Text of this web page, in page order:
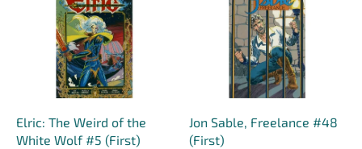
Elric: The Weird of the
White Wolf #5 (First)
Jon Sable, Freelance #48
(First)